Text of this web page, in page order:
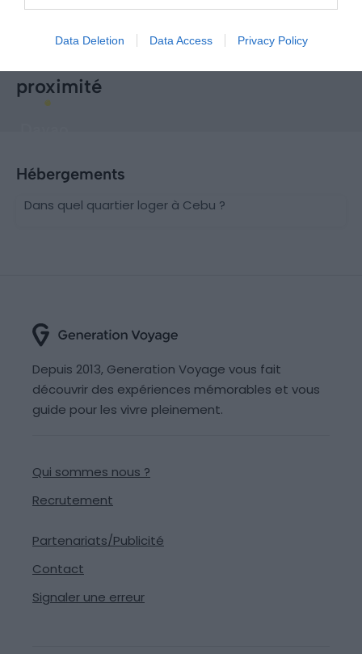
Data Deletion Data Access Privacy Policy
proximité
Hébergements
Dans quel quartier loger à Cebu ?
Depuis 2013, Generation Voyage vous fait
découvrir des expériences mémorables et vous
guide pour les vivre pleinement.
Qui sommes nous ?
Recrutement
Partenariats/Publicité
Contact
Signaler une erreur